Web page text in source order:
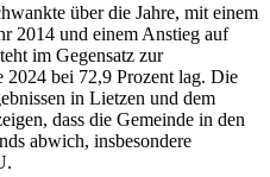
über die Jahre, mit einem
2014 und einem Anstieg auf
im Gegensatz zur
2024 bei 72,9 Prozent lag. Die
in Lietzen und dem
dass die Gemeinde in den
abwich, insbesondere